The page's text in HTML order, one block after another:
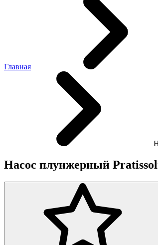
Главная
Насос плунжерный